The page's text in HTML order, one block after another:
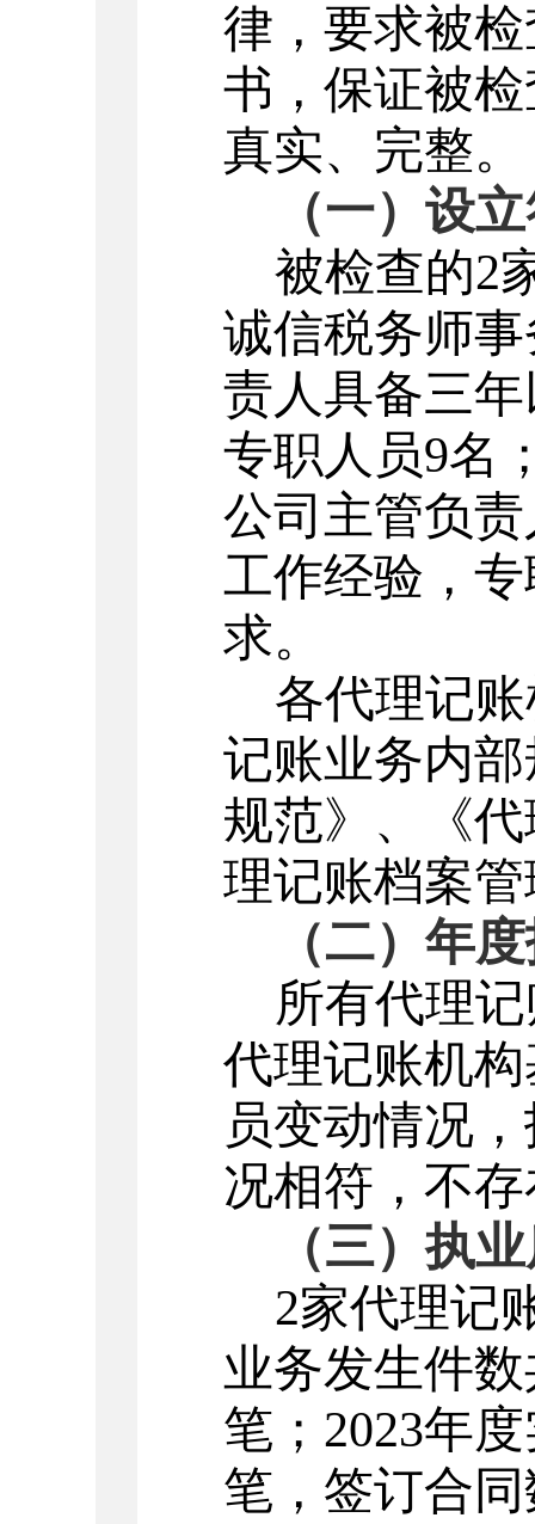
律，要求被
书，保证被
真实、完整。
（一）设
被检查的2
诚信税务师
责人具备三
专职人员9名
公司 主管负
工作经验，
求。
各代理记
记账业务内
规范》、《
理记账档案
（二）年
所有代理
代理记账机
员变动情况
况相符，不
（三）执
2家代理记
业务发生件
笔 ； 2023年
笔，签订合